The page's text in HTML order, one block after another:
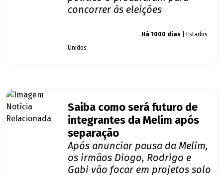
concorrer às eleições
Há 1000 dias | Estados
Unidos
Saiba como será futuro de
integrantes da Melim após
separação
Após anunciar pausa da Melim,
os irmãos Diogo, Rodrigo e
Gabi vão focar em projetos solo